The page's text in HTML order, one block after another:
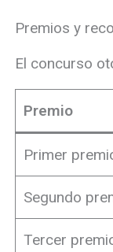
Premios y
El concurso
Premio
Primer
Segundo
Tercer